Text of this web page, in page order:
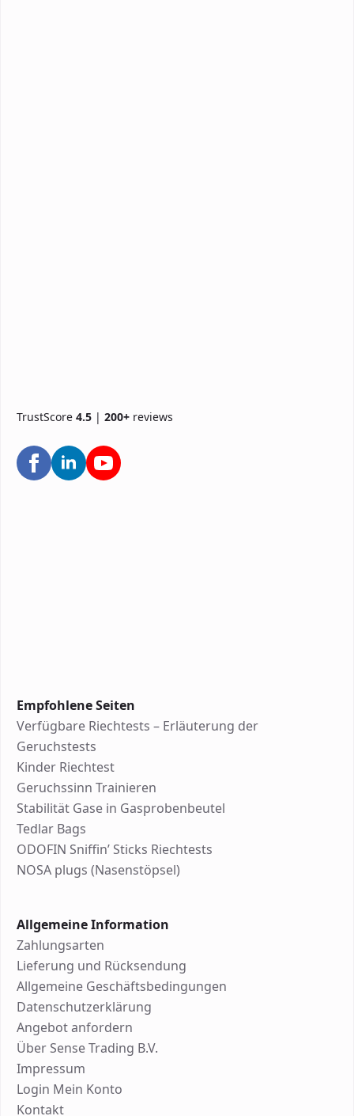
TrustScore 4.5 | 200+ reviews
Empfohlene Seiten
Verfügbare Riechtests – Erläuterung der
Geruchstests
Kinder Riechtest
Geruchssinn Trainieren
Stabilität Gase in Gasprobenbeutel
Tedlar Bags
ODOFIN Sniffin’ Sticks Riechtests
NOSA plugs (Nasenstöpsel)
Allgemeine Information
Zahlungsarten
Lieferung und Rücksendung
Allgemeine Geschäftsbedingungen
Datenschutzerklärung
Angebot anfordern
Über Sense Trading B.V.
Impressum
Login Mein Konto
Kontakt